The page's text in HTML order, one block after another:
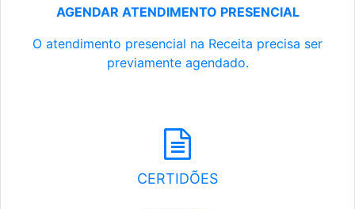
AGENDAR ATENDIMENTO PRESENCIAL
O atendimento presencial na Receita precisa ser
previamente agendado.
CERTIDÕES